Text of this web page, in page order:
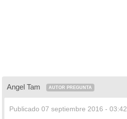
Angel Tam AUTOR PREGUNTA
Publicado 07 septiembre 2016 - 03:42